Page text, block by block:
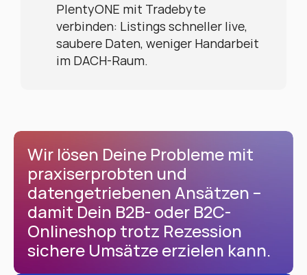
PlentyONE mit Tradebyte
verbinden: Listings schneller live,
saubere Daten, weniger Handarbeit
im DACH-Raum.
Wir lösen Deine Probleme mit
praxiserprobten und
datengetriebenen Ansätzen –
damit Dein B2B- oder B2C-
Onlineshop trotz Rezession
sichere Umsätze erzielen kann.